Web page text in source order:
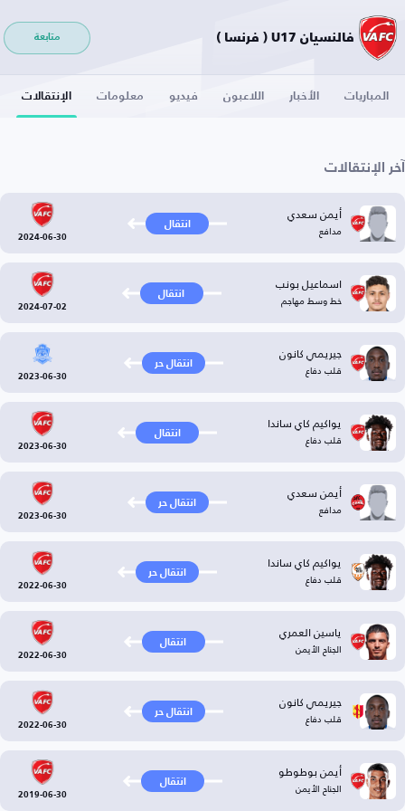
فالنسيان U17 ( فرنسا ) متابعة
المباريات الأخبار اللاعبون فيديو معلومات الإنتقالات
آخر الإنتقالات
أيمن سعدي
مدافع انتقال
2024-06-30
اسماعيل بونب
خط وسط مهاجم انتقال
2024-07-02
جيريمي كانون
قلب دفاع انتقال حر
2023-06-30
يواكيم كاي ساندا
قلب دفاع انتقال
2023-06-30
أيمن سعدي
مدافع انتقال حر
2023-06-30
يواكيم كاي ساندا
قلب دفاع انتقال حر
2022-06-30
ياسين العمري
الجناح الأيمن انتقال
2022-06-30
جيريمي كانون
قلب دفاع انتقال حر
2022-06-30
أيمن بوطوطو
الجناح الأيمن انتقال
2019-06-30